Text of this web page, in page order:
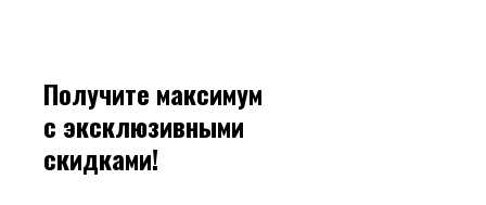
Получите максимум
с эксклюзивными
скидками!